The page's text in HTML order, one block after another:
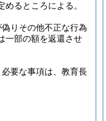
めるところによる。
りその他不正な行為
一部の額を返還させ
要な事項は、教育長